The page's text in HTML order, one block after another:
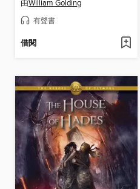
由William Golding
有聲書
借閱